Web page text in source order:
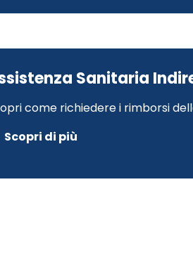
Sanitaria
come richiedere i rimborsi
Scopri di più